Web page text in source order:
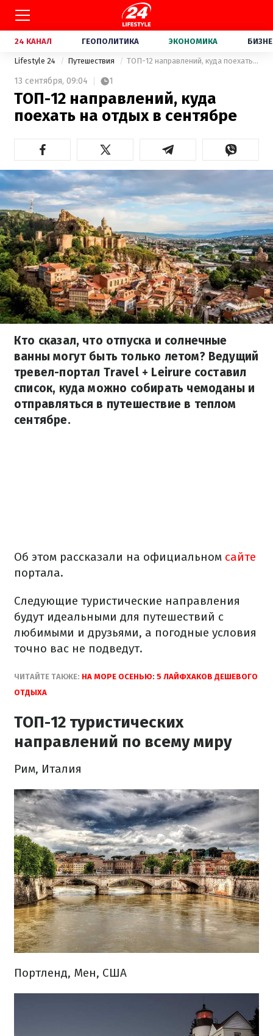
24 КАНАЛ ГЕОПОЛИТИКА ЭКОНОМИКА
Lifestyle 24 Путешествия ТОП-12 направлений, куда поехать на отдых в сентябре
13 сентября, 09:04 1
ТОП-12 направлений, куда
поехать на отдых в сентябре
Кто сказал, что отпуска и солнечные
ванны могут быть только летом? Ведущий
тревел-портал Travel + Leirure составил
список, куда можно собирать чемоданы и
отправляться в путешествие в теплом
сентябре.
Об этом рассказали на официальном сайте
портала.
Следующие туристические направления
будут идеальными для путешествий с
любимыми и друзьями, а погодные условия
точно вас не подведут.
ЧИТАЙТЕ ТАКЖЕ: НА МОРЕ ОСЕНЬЮ: 5 ЛАЙФХАКОВ ДЕШЕВОГО
ОТДЫХА
ТОП-12 туристических
направлений по всему миру
Рим, Италия
Портленд, Мен, США